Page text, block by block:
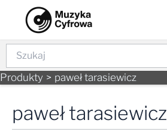
content
Szukaj
Produkty paweł tarasiewicz
paweł tarasiewicz